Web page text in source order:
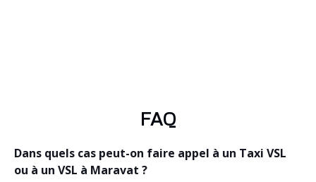
FAQ
Dans quels cas peut-on faire appel à un Taxi VSL
ou à un VSL à Maravat ?